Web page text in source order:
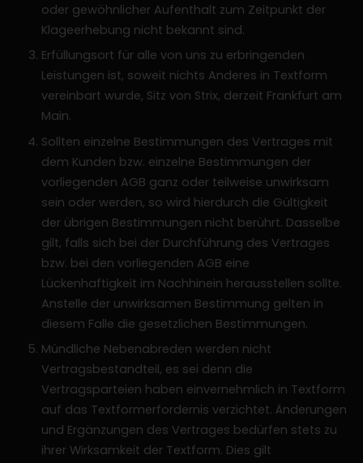
oder gewöhnlicher Aufenthalt zum Zeitpunkt der
Klageerhebung nicht bekannt sind.
Erfüllungsort für alle von uns zu erbringenden
Leistungen ist, soweit nichts Anderes in Textform
vereinbart wurde, Sitz von Strix, derzeit Frankfurt am
Main.
Sollten einzelne Bestimmungen des Vertrages mit
dem Kunden bzw. einzelne Bestimmungen der
vorliegenden AGB ganz oder teilweise unwirksam
sein oder werden, so wird hierdurch die Gültigkeit
der übrigen Bestimmungen nicht berührt. Dasselbe
gilt, falls sich bei der Durchführung des Vertrages
bzw. bei den vorliegenden AGB eine
Lückenhaftigkeit im Nachhinein herausstellen sollte.
Anstelle der unwirksamen Bestimmung gelten in
diesem Falle die gesetzlichen Bestimmungen.
Mündliche Nebenabreden werden nicht
Vertragsbestandteil, es sei denn die
Vertragsparteien haben einvernehmlich in Textform
auf das Textformerfordernis verzichtet. Änderungen
und Ergänzungen des Vertrages bedürfen stets zu
ihrer Wirksamkeit der Textform. Dies gilt